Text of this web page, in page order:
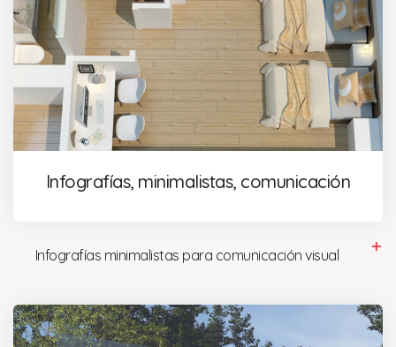
Infografías, minimalistas, comunicación
Infografías minimalistas para comunicación visual